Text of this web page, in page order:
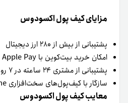
مزایای کیف پول اکسودوس
پشتیبانی از بیش از ۲۸۰ ارز دیجیتال
امکان خرید بیت‌کوین با Apple Pay
پشتیبانی از مشتری ۲۴ ساعته در ۷ روز هفته
سازگار با کیف‌پول‌های سخت‌افزاری Trezor One و Trezor T
معایب کیف پول اکسودوس